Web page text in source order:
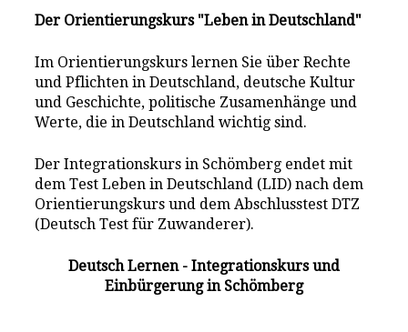
Der Orientierungskurs "Leben in Deutschland"
Im Orientierungskurs lernen Sie über Rechte
und Pflichten in Deutschland, deutsche Kultur
und Geschichte, politische Zusamenhänge und
Werte, die in Deutschland wichtig sind.
Der Integrationskurs in Schömberg endet mit
dem Test Leben in Deutschland (LID) nach dem
Orientierungskurs und dem Abschlusstest DTZ
(Deutsch Test für Zuwanderer).
Deutsch Lernen - Integrationskurs und
Einbürgerung in Schömberg